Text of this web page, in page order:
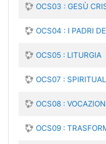
OCS03 : GESÙ
OCS04 : I PADRI
OCS05 : LITURGIA
OCS07 :
OCS08 :
OCS09 :